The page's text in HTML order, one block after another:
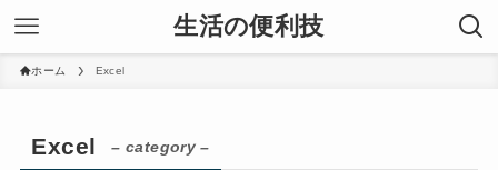
生活の便利技
ホーム Excel
Excel – category –